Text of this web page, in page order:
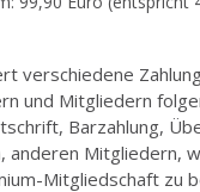
verschiedene
und Mitgliedern
Barzahlung,
anderen Mitgliedern,
Mitgliedschaft zu